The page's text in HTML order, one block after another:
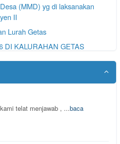
(MMD) yg di laksanakan
II
Lurah Getas
DI KALURAHAN GETAS
telat menjawab , ...baca